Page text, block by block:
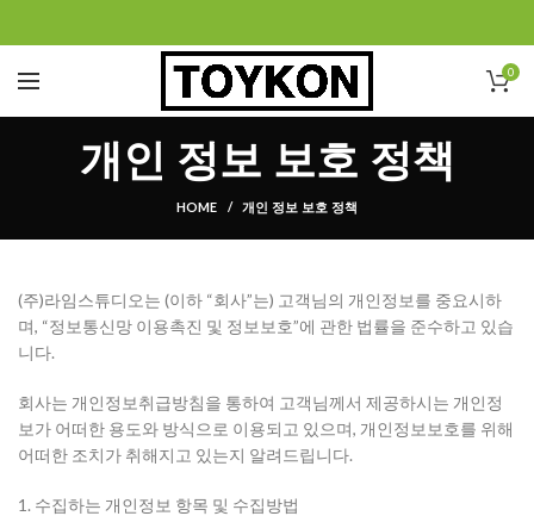
0
개인 정보 보호 정책
HOME 개인 정보 보호 정책
(주)라임스튜디오는 (이하 “회사”는) 고객님의 개인정보를 중요시하
며, “정보통신망 이용촉진 및 정보보호”에 관한 법률을 준수하고 있습
니다.
회사는 개인정보취급방침을 통하여 고객님께서 제공하시는 개인정
보가 어떠한 용도와 방식으로 이용되고 있으며, 개인정보보호를 위해
어떠한 조치가 취해지고 있는지 알려드립니다.
1. 수집하는 개인정보 항목 및 수집방법